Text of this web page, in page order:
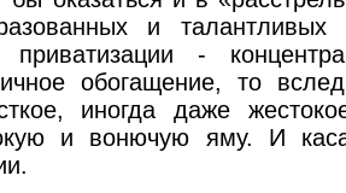
и талантливых
приватизации -
обогащение, то
иногда даже
и вонючую яму. И